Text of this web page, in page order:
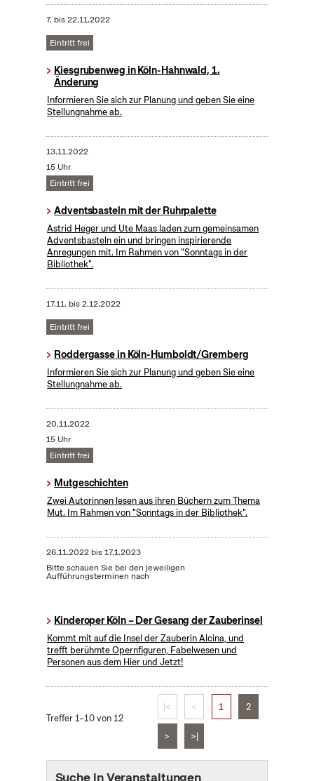
7. bis22.11.2022
Eintritt frei
Kiesgrubenweg in Köln-Hahnwald, 1.
Änderung
Informieren Sie sich zur Planung und geben Sie eine
Stellungnahme ab.
13.11.2022
15 Uhr
Eintritt frei
Adventsbasteln mit der Ruhrpalette
Astrid Heger und Ute Maas laden zum gemeinsamen
Adventsbasteln ein und bringen inspirierende
Anregungen mit. Im Rahmen von "Sonntags in der
Bibliothek".
17.11. bis2.12.2022
Eintritt frei
Roddergasse in Köln-Humboldt/Gremberg
Informieren Sie sich zur Planung und geben Sie eine
Stellungnahme ab.
20.11.2022
15 Uhr
Eintritt frei
Mutgeschichten
Zwei Autorinnen lesen aus ihren Büchern zum Thema
Mut. Im Rahmen von "Sonntags in der Bibliothek".
26.11.2022bis17.1.2023
Bitte schauen Sie bei den jeweiligen
Aufführungsterminen nach
Kinderoper Köln – Der Gesang der Zauberinsel
Kommt mit auf die Insel der Zauberin Alcina, und
trefft berühmte Opernfiguren, Fabelwesen und
Personen aus dem Hier und Jetzt!
Treffer 1–10 von 12
|< < 1 2
> >|
Suche in Veranstaltungen